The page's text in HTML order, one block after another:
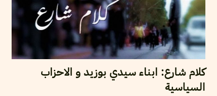
كلام شارع: ابناء سيدي بوزيد و الاحزاب
السياسية